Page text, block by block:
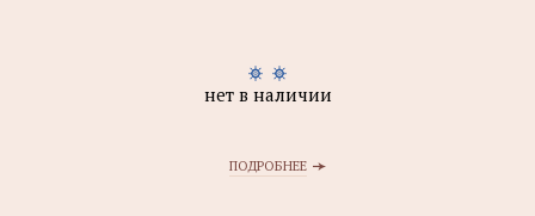
нет в наличии
ПОДРОБНЕЕ